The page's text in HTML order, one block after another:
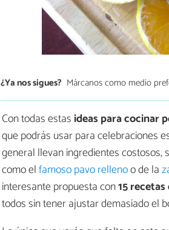
¿Ya nos sigues? Márcanos como medio
Con todas estas ideas para cocinar
que podrás usar para celebraciones
general llevan ingredientes
como elfamoso pavo rellenoo de la
interesante propuesta con15
todos sin tener ajustar demasiado el